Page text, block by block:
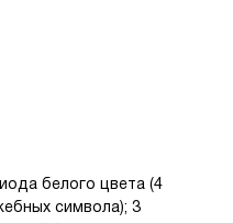
белого цвета (4
символа); 3